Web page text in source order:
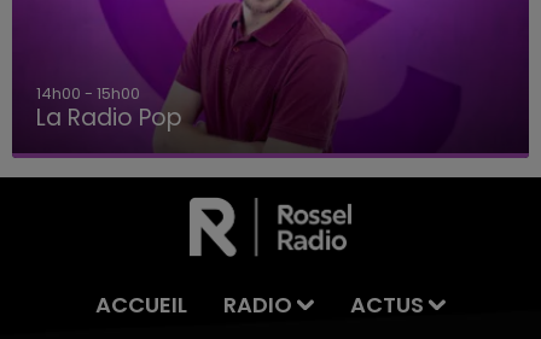
14h00 - 15h00
La Radio Pop
ACCUEIL RADIO
ACTUS